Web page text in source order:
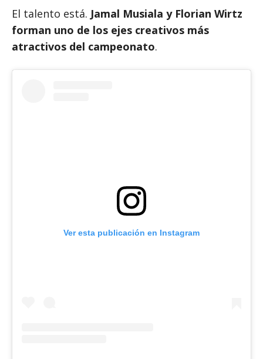
El talento está. Jamal Musiala y Florian Wirtz
forman uno de los ejes creativos más
atractivos del campeonato.
Ver esta publicación en Instagram